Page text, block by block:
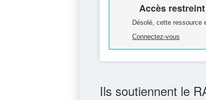
Accès restreint
Désolé, cette ressource
Connectez-vous
Ils soutiennent le